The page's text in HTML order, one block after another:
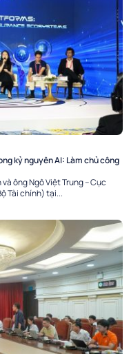
kỷ nguyên AI: Làm chủ công
ông Ngô Việt Trung – Cục
Tài chính) tại...